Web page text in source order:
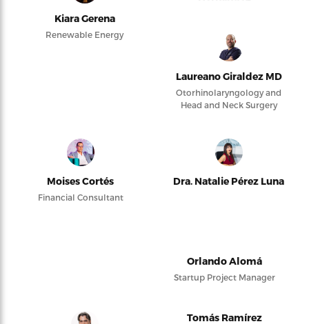
Kiara Gerena
Renewable Energy
Laureano Giraldez MD
Otorhinolaryngology and
Head and Neck Surgery
Moises Cortés
Financial Consultant
Dra. Natalie Pérez Luna
Orlando Alomá
Startup Project Manager
Tomás Ramírez